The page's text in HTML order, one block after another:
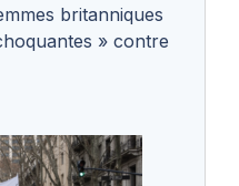
britanniques
» contre